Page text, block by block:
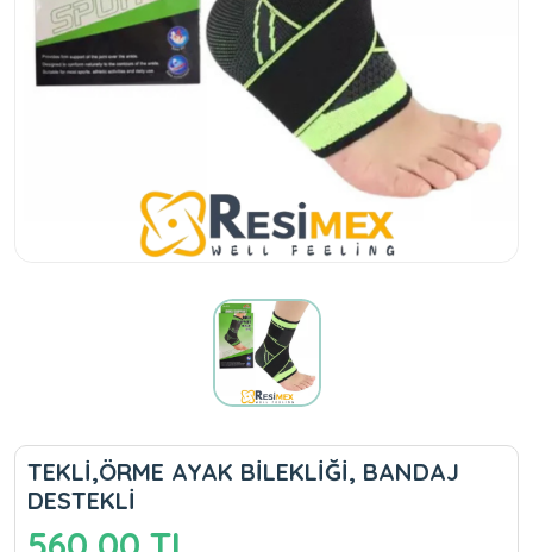
TEKLİ,ÖRME AYAK BİLEKLİĞİ, BANDAJ
DESTEKLİ